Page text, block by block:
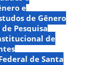
e
de Gênero
Pesquisa
de
de Santa